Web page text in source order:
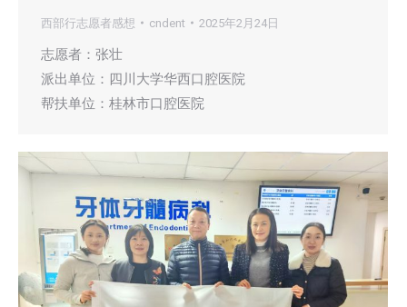
西部行志愿者感想 cndent 2025年2月24日
志愿者：张壮
派出单位：四川大学华西口腔医院
帮扶单位：桂林市口腔医院